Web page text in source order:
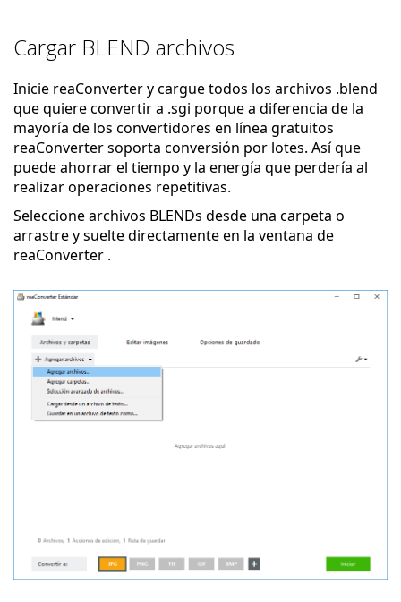
Cargar BLEND archivos
Inicie reaConverter y cargue todos los archivos .blend
que quiere convertir a .sgi porque a diferencia de la
mayoría de los convertidores en línea gratuitos
reaConverter soporta conversión por lotes. Así que
puede ahorrar el tiempo y la energía que perdería al
realizar operaciones repetitivas.
Seleccione archivos BLENDs desde una carpeta o
arrastre y suelte directamente en la ventana de
reaConverter .